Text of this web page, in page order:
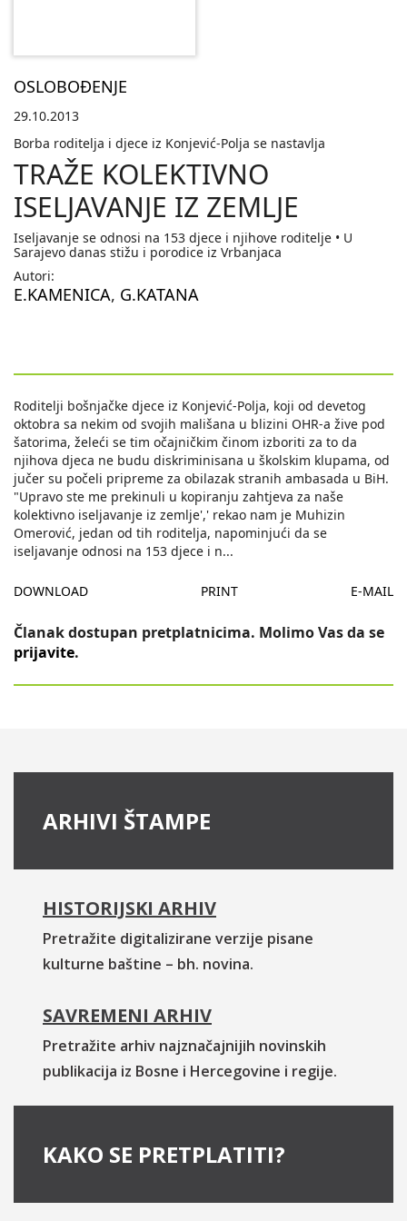
OSLOBOĐENJE
29.10.2013
Borba roditelja i djece iz Konjević-Polja se nastavlja
TRAŽE KOLEKTIVNO
ISELJAVANJE IZ ZEMLJE
Iseljavanje se odnosi na 153 djece i njihove roditelje • U
Sarajevo danas stižu i porodice iz Vrbanjaca
Autori:
E.KAMENICA, G.KATANA
Roditelji bošnjačke djece iz Konjević-Polja, koji od devetog
oktobra sa nekim od svojih mališana u blizini OHR-a žive pod
šatorima, želeći se tim očajničkim činom izboriti za to da
njihova djeca ne budu diskriminisana u školskim klupama, od
jučer su počeli pripreme za obilazak stranih ambasada u BiH.
"Upravo ste me prekinuli u kopiranju zahtjeva za naše
kolektivno iseljavanje iz zemlje',' rekao nam je Muhizin
Omerović, jedan od tih roditelja, napominjući da se
iseljavanje odnosi na 153 djece i n...
DOWNLOAD PRINT E-MAIL
Članak dostupan pretplatnicima. Molimo Vas da se
prijavite.
ARHIVI ŠTAMPE
HISTORIJSKI ARHIV
Pretražite digitalizirane verzije pisane
kulturne baštine – bh. novina.
SAVREMENI ARHIV
Pretražite arhiv najznačajnijih novinskih
publikacija iz Bosne i Hercegovine i regije.
KAKO SE PRETPLATITI?